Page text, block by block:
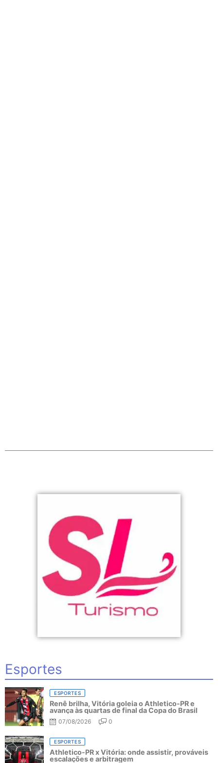
Esportes
ESPORTES
Renê brilha, Vitória goleia o Athletico-PR e
avança às quartas de final da Copa do Brasil
07/08/2026 0
ESPORTES
Athletico-PR x Vitória: onde assistir, prováveis
escalações e arbitragem